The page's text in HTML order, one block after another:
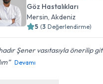
Göz Hastalıkları
Mersin , Akdeniz
5 (3 Değerlendirme)
Şener vasıtasıyla önerilip
Devamı